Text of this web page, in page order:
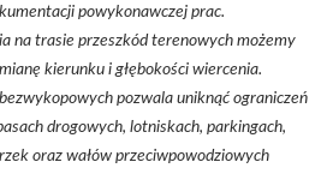
powykonawczej prac.
na trasie przeszkód terenowych możemy
kierunku i głębokości wiercenia.
pozwala uniknąć ograniczeń
drogowych, lotniskach, parkingach,
oraz wałów przeciwpowodziowych